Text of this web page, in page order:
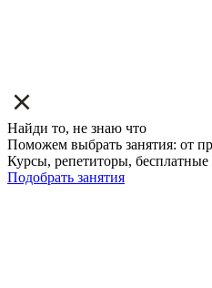
Найди то, не знаю что
Поможем выбрать занятия: от
Курсы, репетиторы,
Подобрать занятия